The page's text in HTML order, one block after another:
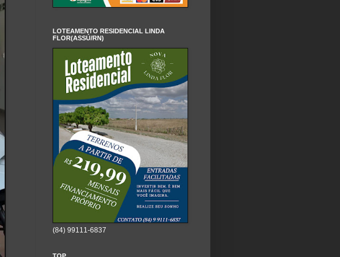
LOTEAMENTO RESIDENCIAL LINDA
FLOR(ASSÚ/RN)
(84) 99111-6837